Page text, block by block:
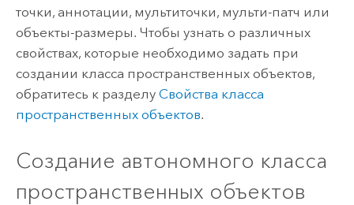
точки, аннотации, мультиточки, мульти-патч или
объекты-размеры. Чтобы узнать о различных
свойствах, которые необходимо задать при
создании класса пространственных объектов,
обратитесь к разделу Свойства класса
пространственных объектов.
Создание автономного класса
пространственных объектов